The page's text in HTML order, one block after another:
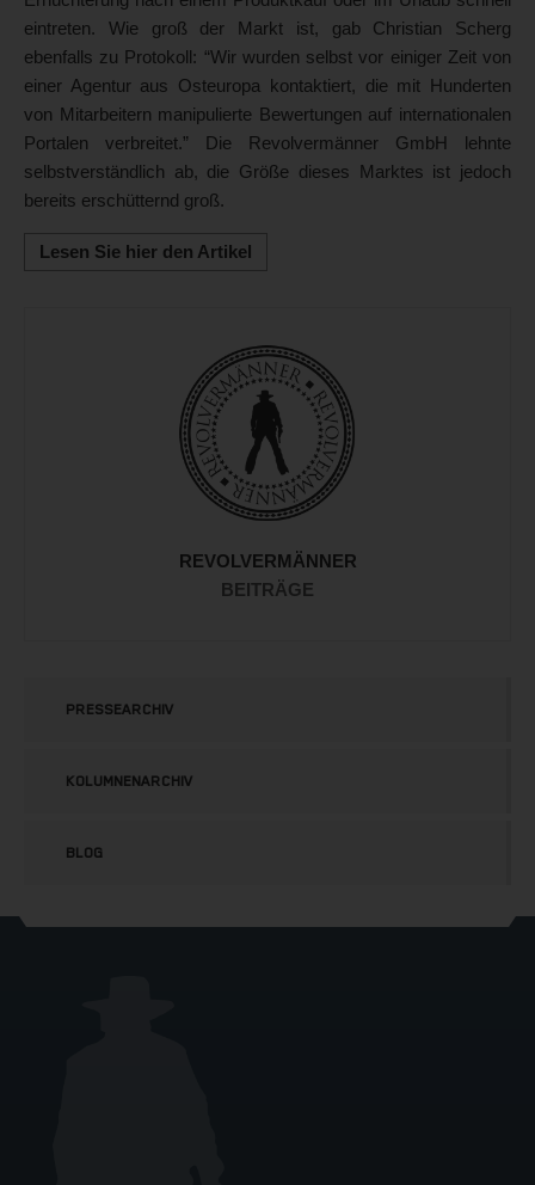
eintreten. Wie groß der Markt ist, gab Christian Scherg
ebenfalls zu Protokoll: “Wir wurden selbst vor einiger Zeit von
einer Agentur aus Osteuropa kontaktiert, die mit Hunderten
von Mitarbeitern manipulierte Bewertungen auf internationalen
Portalen verbreitet.” Die Revolvermänner GmbH lehnte
selbstverständlich ab, die Größe dieses Marktes ist jedoch
bereits erschütternd groß.
Lesen Sie hier den Artikel
REVOLVERMÄNNER
BEITRÄGE
PRESSEARCHIV
KOLUMNENARCHIV
BLOG